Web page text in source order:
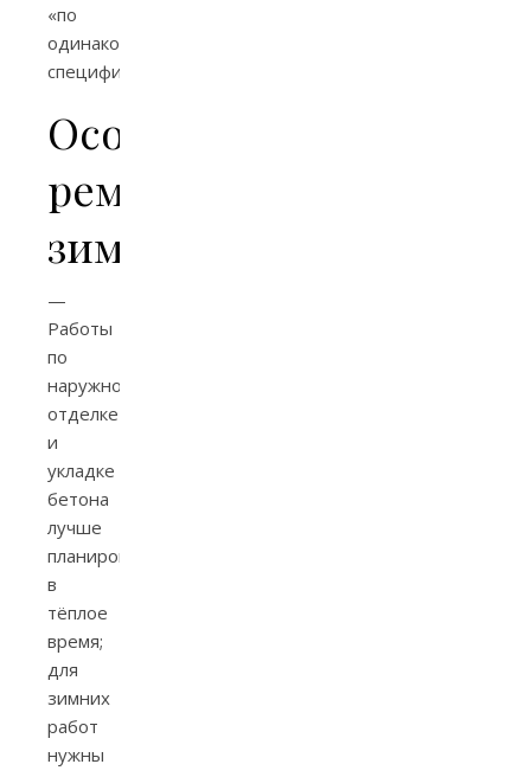
«по
одинаковой
спецификации».
Особенности
ремонта
зимой
—
Работы
по
наружной
отделке
и
укладке
бетона
лучше
планировать
в
тёплое
время;
для
зимних
работ
нужны